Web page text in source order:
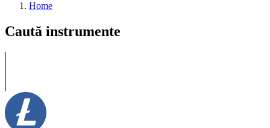
Home
Caută instrumente